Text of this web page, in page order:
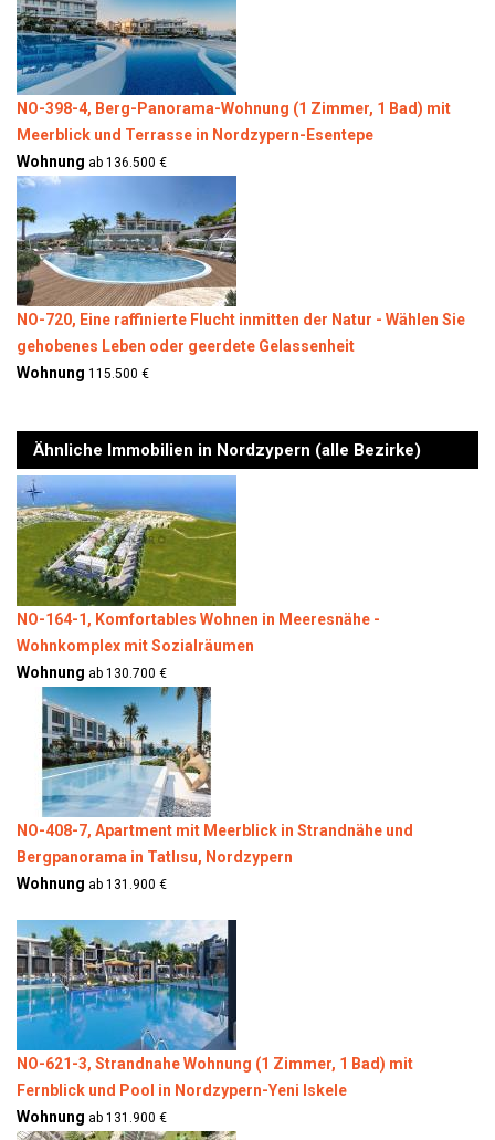
NO-398-4, Berg-Panorama-Wohnung (1 Zimmer, 1 Bad) mit
Meerblick und Terrasse in Nordzypern-Esentepe
Wohnung ab 136.500 €
NO-720, Eine raffinierte Flucht inmitten der Natur - Wählen Sie
gehobenes Leben oder geerdete Gelassenheit
Wohnung 115.500 €
Ähnliche Immobilien in Nordzypern (alle Bezirke)
NO-164-1, Komfortables Wohnen in Meeresnähe -
Wohnkomplex mit Sozialräumen
Wohnung ab 130.700 €
NO-408-7, Apartment mit Meerblick in Strandnähe und
Bergpanorama in Tatlısu, Nordzypern
Wohnung ab 131.900 €
NO-621-3, Strandnahe Wohnung (1 Zimmer, 1 Bad) mit
Fernblick und Pool in Nordzypern-Yeni Iskele
Wohnung ab 131.900 €